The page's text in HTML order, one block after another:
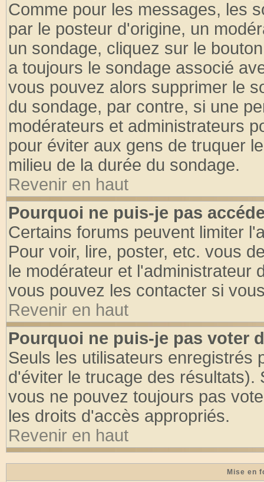
Comme pour les messages, les
par le posteur d'origine, un
un sondage, cliquez sur le
a toujours le sondage associé
vous pouvez alors supprimer le
du sondage, par contre, si une
modérateurs et administrateurs
pour éviter aux gens de truquer
milieu de la durée du sondage.
Revenir en haut
Pourquoi ne puis-je pas
Certains forums peuvent limiter
Pour voir, lire, poster, etc. vous
le modérateur et l'administrateur
vous pouvez les contacter si
Revenir en haut
Pourquoi ne puis-je pas voter
Seuls les utilisateurs enregistrés
d'éviter le trucage des
vous ne pouvez toujours pas
les droits d'accès appropriés.
Revenir en haut
Mise en